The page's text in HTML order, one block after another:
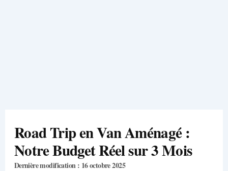
Road Trip en Van Aménagé :
Notre Budget Réel sur 3 Mois
Dernière modification : 16 octobre 2025